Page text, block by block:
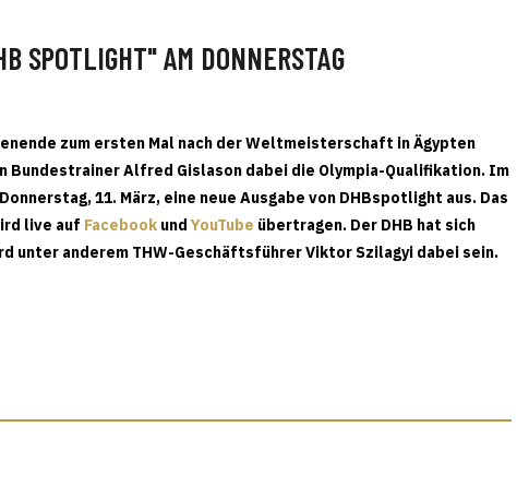
SPOTLIGHT" AM DONNERSTAG
zum ersten Mal nach der Weltmeisterschaft in Ägypten
Bundestrainer Alfred Gislason dabei die Olympia-Qualifikation. Im
11. März, eine neue Ausgabe von DHBspotlight aus. Das
live auf Facebook und YouTube übertragen. Der DHB hat sich
unter anderem THW-Geschäftsführer Viktor Szilagyi dabei sein.